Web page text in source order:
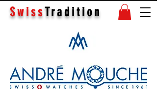
SwissTradition